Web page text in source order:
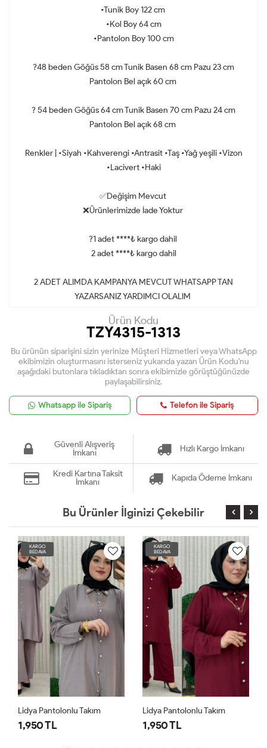
•Tunik Boy 122 cm
•Kol Boy 64 cm
•Pantolon Boy 100 cm
?48 beden Göğüs 58 cm Tunik Basen 68 cm Pazu 23 cm
Pantolon Bel açık 60 cm
? 54 beden Göğüs 64 cm Tunik Basen 70 cm Pazu 24 cm
Pantolon Bel açık 68 cm
Renkler | •Siyah •Kahverengi •Antrasit •Taş •Yağ yeşili •Vizon
•Lacivert •Haki
✅Değişim Mevcut
❌Ürünlerimizde İade Yoktur
?1 adet ****₺ kargo dahil
2 adet ****₺ kargo dahil
2 ADET ALIMDA KAMPANYA MEVCUT WHATSAPP TAN
YAZARSANIZ YARDIMCI OLALIM
Ürün Kodu
TZY4315-1313
Bu ürünün siparişini sizin yerinize Müşteri Hizmetleri veya WhatsApp
ekibimizin oluşturmasını isterseniz yukarıda yazan Ürün Kodu'nu
aşağıdaki butonlara tıkladıktan sonra ekibimizle görüştüğünüzde
paylaşabilirsiniz.
Whatsapp ile Sipariş Telefon ile Sipariş
Güvenli Alışveriş
İmkanı
Hızlı Kargo İmkanı
Kredi Kartına Taksit
İmkanı
Kapıda Ödeme İmkanı
Bu Ürünler İlginizi Çekebilir
KARGO
BEDAVA
Lidya Pantolonlu Takım
1,950 TL
KARGO
BEDAVA
Lidya Pantolonlu Takım
1,950 TL